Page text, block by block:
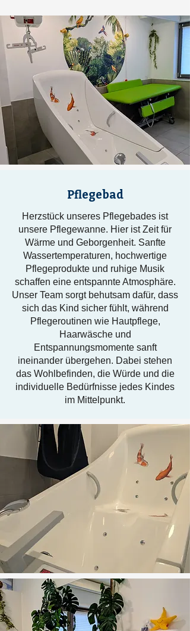
Pflegebad
Herzstück unseres Pflegebades ist
unsere Pflegewanne. Hier ist Zeit für
Wärme und Geborgenheit. Sanfte
Wassertemperaturen, hochwertige
Pflegeprodukte und ruhige Musik
schaffen eine entspannte Atmosphäre.
Unser Team sorgt behutsam dafür, dass
sich das Kind sicher fühlt, während
Pflegeroutinen wie Hautpflege,
Haarwäsche und
Entspannungsmomente sanft
ineinander übergehen. Dabei stehen
das Wohlbefinden, die Würde und die
individuelle Bedürfnisse jedes Kindes
im Mittelpunkt.